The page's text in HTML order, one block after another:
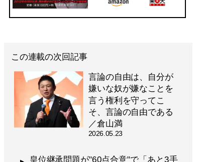
この連載の次回記事
言論の自由は、自分が
嫌いな奴が嫌なことを
言う権利を守ってこ
そ、言論の自由である
／倉山満
2026.05.23
皇位継承問題が"60点合意"で「あと3手